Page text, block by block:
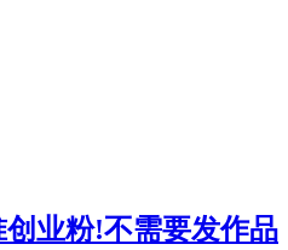
业粉!不需要发作品